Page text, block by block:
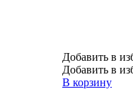
Добавить в
Добавить в
В корзину